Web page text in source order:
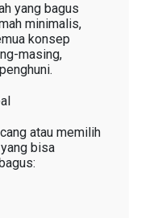
yang bagus
minimalis,
konsep
masing,
atau memilih
bisa